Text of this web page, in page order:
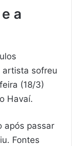
a
artista sofreu
(18/3)
Havaí.
após passar
Fontes